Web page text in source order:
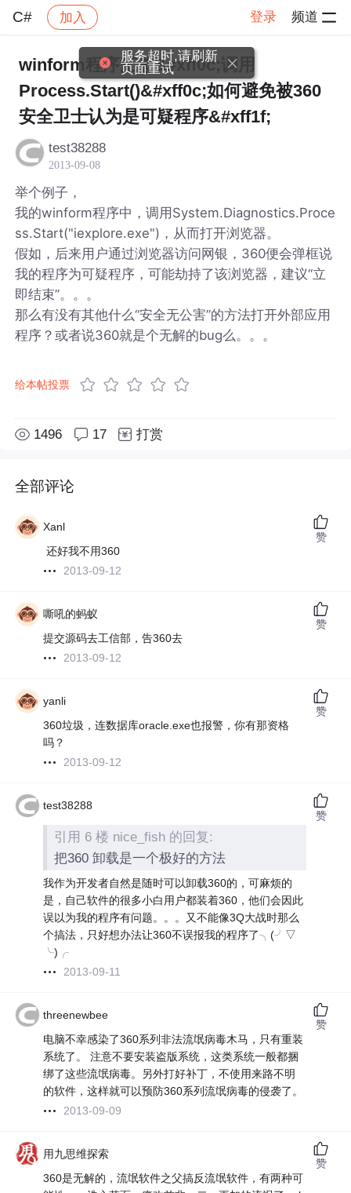
C# 加入 登录 频道
社区 C# 帖子详情
winform程序汇总&#xff0c;调用
Process.Start()&#xff0c;如何避免被360
安全卫士认为是可疑程序&#xff1f;
test38288
2013-09-08
举个例子，
我的winform程序中，调用System.Diagnostics.Proce
ss.Start("iexplore.exe")，从而打开浏览器。
假如，后来用户通过浏览器访问网银，360便会弹框说
我的程序为可疑程序，可能劫持了该浏览器，建议“立
即结束”。。。
那么有没有其他什么“安全无公害”的方法打开外部应用
程序？或者说360就是个无解的bug么。。。
给本帖投票
1496 17 打赏
全部评论
Xanl
还好我不用360
2013-09-12
赞
嘶吼的蚂蚁
提交源码去工信部，告360去
2013-09-12
赞
yanli
360垃圾，连数据库oracle.exe也报警，你有那资格
吗？
2013-09-12
赞
test38288
引用 6 楼 nice_fish 的回复:
把360 卸载是一个极好的方法
我作为开发者自然是随时可以卸载360的，可麻烦的
是，自己软件的很多小白用户都装着360，他们会因此
误以为我的程序有问题。。。又不能像3Q大战时那么
个搞法，只好想办法让360不误报我的程序了╮(╯▽
╰)╭
2013-09-11
赞
threenewbee
电脑不幸感染了360系列非法流氓病毒木马，只有重装
系统了。 注意不要安装盗版系统，这类系统一般都捆
绑了这些流氓病毒。另外打好补丁，不使用来路不明
的软件，这样就可以预防360系列流氓病毒的侵袭了。
2013-09-09
赞
用九思维探索
360是无解的，流氓软件之父搞反流氓软件，有两种可
赞
服务超时,请刷新
页面重试